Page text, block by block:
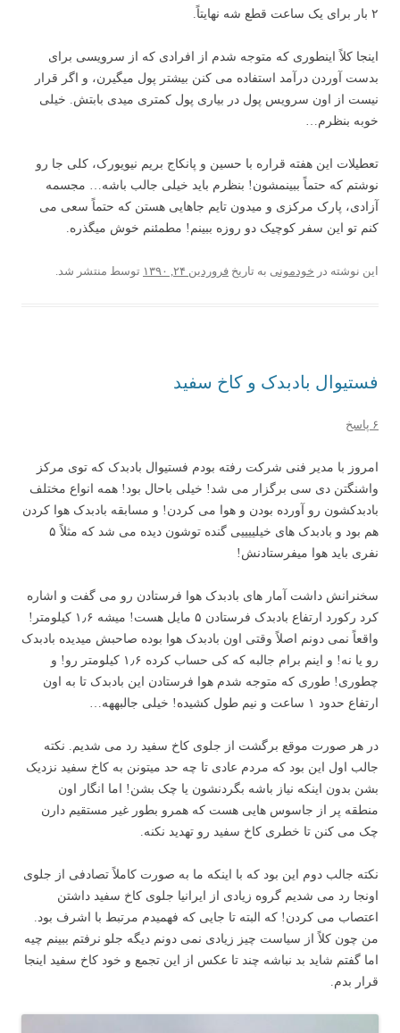
۲ بار برای یک ساعت قطع شه نهایتاً.
اینجا کلاً اینطوری که متوجه شدم از افرادی که از سرویسی برای
بدست آوردن درآمد استفاده می کنن بیشتر پول میگیرن، و اگر قرار
نیست از اون سرویس پول در بیاری پول کمتری میدی بابتش. خیلی
خوبه بنظرم…
تعطیلات این هفته قراره با حسین و پانکاج بریم نیویورک، کلی جا رو
نوشتم که حتماً ببینمشون! بنظرم باید خیلی جالب باشه… مجسمه
آزادی، پارک مرکزی و میدون تایم جاهایی هستن که حتماً سعی می
کنم تو این سفر کوچیک دو روزه ببینم! مطمئنم خوش میگذره.
این نوشته در خودمونی به تاریخ فروردین ۲۴, ۱۳۹۰ توسط منتشر شد.
فستیوال بادبدک و کاخ سفید
۶ پاسخ
امروز با مدیر فنی شرکت رفته بودم فستیوال بادبدک که توی مرکز
واشنگتن دی سی برگزار می شد! خیلی باحال بود! همه انواع مختلف
بادبدکشون رو آورده بودن و هوا می کردن! و مسابقه بادبدک هوا کردن
هم بود و بادبدک های خیلییییی گنده توشون دیده می شد که مثلاً ۵
نفری باید هوا میفرستادنش!
سخنرانش داشت آمار های بادبدک هوا فرستادن رو می گفت و اشاره
کرد رکورد ارتفاع بادبدک فرستادن ۵ مایل هست! میشه ۱٫۶ کیلومتر!
واقعاً نمی دونم اصلاً وقتی اون بادبدک هوا بوده صاحبش میدیده بادبدک
رو یا نه! و اینم برام جالبه که کی حساب کرده ۱٫۶ کیلومتر رو! و
چطوری! طوری که متوجه شدم هوا فرستادن این بادبدک تا به اون
ارتفاع حدود ۱ ساعت و نیم طول کشیده! خیلی جالبههه…
در هر صورت موقع برگشت از جلوی کاخ سفید رد می شدیم. نکته
جالب اول این بود که مردم عادی تا چه حد میتونن به کاخ سفید نزدیک
بشن بدون اینکه نیاز باشه بگردنشون یا چک بشن! اما انگار اون
منطقه پر از جاسوس هایی هست که همرو بطور غیر مستقیم دارن
چک می کنن تا خطری کاخ سفید رو تهدید نکنه.
نکته جالب دوم این بود که با اینکه ما به صورت کاملاً تصادفی از جلوی
اونجا رد می شدیم گروه زیادی از ایرانیا جلوی کاخ سفید داشتن
اعتصاب می کردن! که البته تا جایی که فهمیدم مرتبط با اشرف بود.
من چون کلاً از سیاست چیز زیادی نمی دونم دیگه جلو نرفتم ببینم چیه
اما گفتم شاید بد نباشه چند تا عکس از این تجمع و خود کاخ سفید اینجا
قرار بدم.